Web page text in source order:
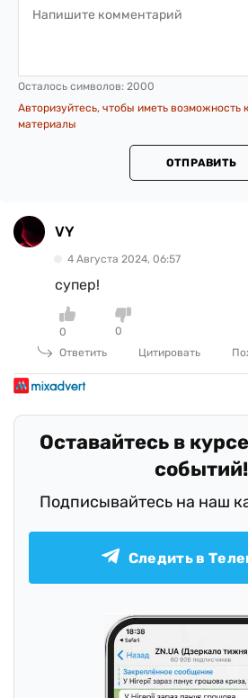
Осталось символов: 2000
Авторизуйтесь, чтобы иметь возможность
материалы
ОТПРАВИТЬ
VY
4 Августа 2024, 06:57
супер!
0
0
Ответить
Цитировать
Оставайтесь в
событий!
Подписывайтесь на наш
Следить в